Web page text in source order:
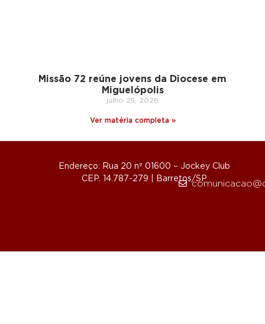
Missão 72 reúne jovens da Diocese em
Miguelópolis
julho 25, 2026
Ver matéria completa »
Endereço: Rua 20 nº 01600 – Jockey Club
CEP. 14.787-279 | Barretos/SP